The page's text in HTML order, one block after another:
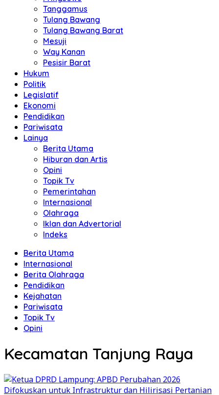
Tanggamus
Tulang Bawang
Tulang Bawang Barat
Mesuji
Way Kanan
Pesisir Barat
Hukum
Politik
Legislatif
Ekonomi
Pendidikan
Pariwisata
Lainya
Berita Utama
Hiburan dan Artis
Opini
Topik Tv
Pemerintahan
Internasional
Olahraga
Iklan dan Advertorial
Indeks
Berita Utama
Internasional
Berita Olahraga
Pendidikan
Kejahatan
Pariwisata
Topik Tv
Opini
Kecamatan Tanjung Raya